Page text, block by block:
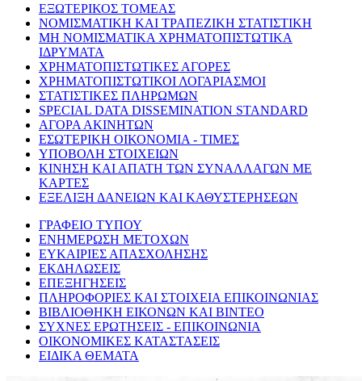
ΕΞΩΤΕΡΙΚΟΣ ΤΟΜΕΑΣ
ΝΟΜΙΣΜΑΤΙΚΗ ΚΑΙ ΤΡΑΠΕΖΙΚΗ ΣΤΑΤΙΣΤΙΚΗ
ΜΗ ΝΟΜΙΣΜΑΤΙΚΑ ΧΡΗΜΑΤΟΠΙΣΤΩΤΙΚΑ
ΙΔΡΥΜΑΤΑ
ΧΡΗΜΑΤΟΠΙΣΤΩΤΙΚΕΣ ΑΓΟΡΕΣ
ΧΡΗΜΑΤΟΠΙΣΤΩΤΙΚΟΙ ΛΟΓΑΡΙΑΣΜΟΙ
ΣΤΑΤΙΣΤΙΚΕΣ ΠΛΗΡΩΜΩΝ
SPECIAL DATA DISSEMINATION STANDARD
ΑΓΟΡΑ ΑΚΙΝΗΤΩΝ
ΕΣΩΤΕΡΙΚΗ ΟΙΚΟΝΟΜΙΑ - ΤΙΜΕΣ
ΥΠΟΒΟΛΗ ΣΤΟΙΧΕΙΩΝ
ΚΙΝΗΣΗ ΚΑΙ ΑΠΑΤΗ ΤΩΝ ΣΥΝΑΛΛΑΓΩΝ ΜΕ
ΚΑΡΤΕΣ
ΕΞΕΛΙΞΗ ΔΑΝΕΙΩΝ ΚΑΙ ΚΑΘΥΣΤΕΡΗΣΕΩΝ
ΓΡΑΦΕΙΟ ΤΥΠΟΥ
ΕΝΗΜΕΡΩΣΗ ΜΕΤΟΧΩΝ
ΕΥΚΑΙΡΙΕΣ ΑΠΑΣΧΟΛΗΣΗΣ
ΕΚΔΗΛΩΣΕΙΣ
ΕΠΕΞΗΓΗΣΕΙΣ
ΠΛΗΡΟΦΟΡΙΕΣ ΚΑΙ ΣΤΟΙΧΕΙΑ ΕΠΙΚΟΙΝΩΝΙΑΣ
ΒΙΒΛΙΟΘΗΚΗ ΕΙΚΟΝΩΝ ΚΑΙ ΒΙΝΤΕΟ
ΣΥΧΝΕΣ ΕΡΩΤΗΣΕΙΣ - ΕΠΙΚΟΙΝΩΝΙΑ
ΟΙΚΟΝΟΜΙΚΕΣ ΚΑΤΑΣΤΑΣΕΙΣ
ΕΙΔΙΚΑ ΘΕΜΑΤΑ